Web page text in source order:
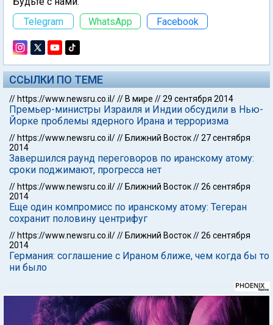
Telegram
WhatsApp Facebook
ССЫЛКИ ПО ТЕМЕ
// https://www.newsru.co.il/// В мире //29 сентября 2014
Премьер-министры Израиля и Индии обсудили в Нью-
Йорке проблемы ядерного Ирана и терроризма
// https://www.newsru.co.il/// Ближний Восток//27 сентября
2014
Завершился раунд переговоров по иранскому атому:
сроки поджимают, прогресса нет
// https://www.newsru.co.il/// Ближний Восток//26 сентября
2014
Еще один компромисс по иранскому атому: Тегеран
сохранит половину центрифуг
// https://www.newsru.co.il/// Ближний Восток//26 сентября
2014
Германия: соглашение с Ираном ближе, чем когда бы то
ни было